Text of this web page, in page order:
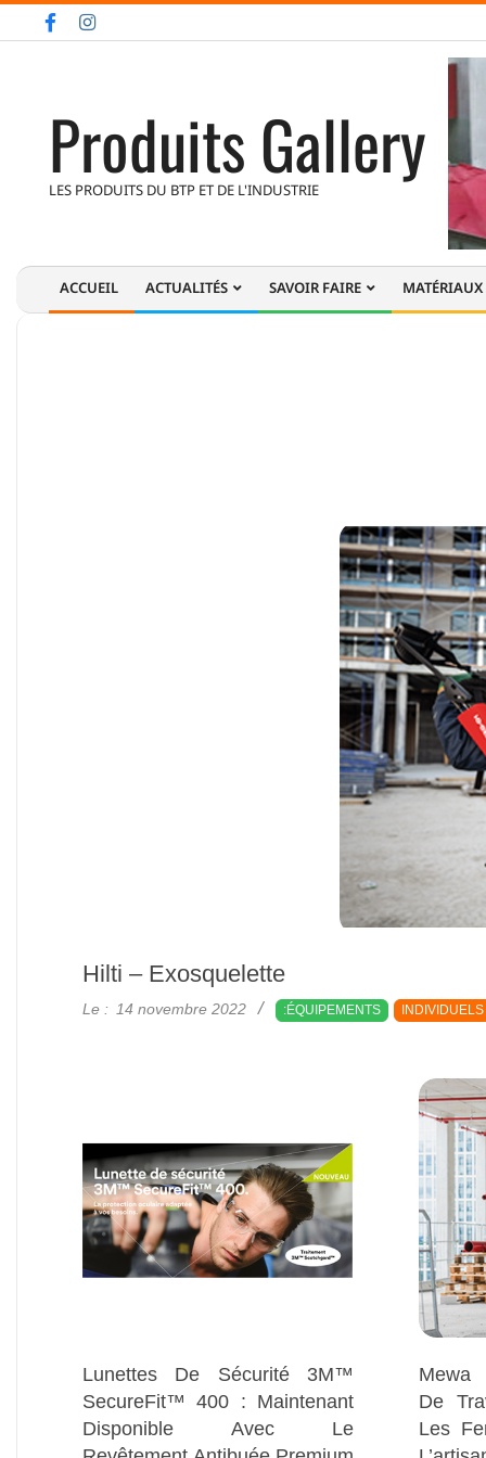
to
Produits Gallery
LES PRODUITS DU BTP ET DE L'INDUSTRIE
Primary
ACCUEIL ACTUALITÉS SAVOIR FAIRE MATÉRIAUX
Hilti – Exosquelette
2022-
Le : 14 novembre 2022 :ÉQUIPEMENTS INDIVIDUELS
Lunettes De Sécurité 3M™
SecureFit™ 400 : Maintenant
Disponible Avec Le
Mewa
De
Les